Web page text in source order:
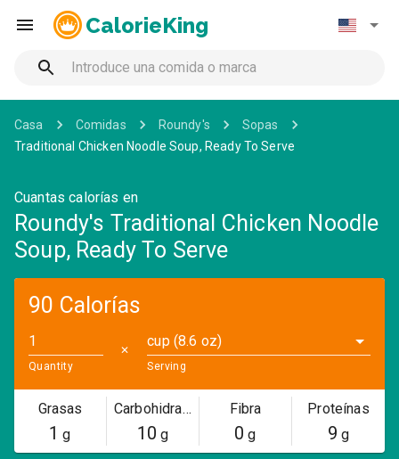
CalorieKing
Casa Comidas Roundy's
Sopas
Traditional Chicken Noodle Soup, Ready To Serve
Cuantas calorías en
Roundy's Traditional Chicken Noodle
Soup, Ready To Serve
90 Calorías
Quantity
✕
cup (8.6 oz)
Serving
Grasas
1 g
Carbohidratos
10 g
Fibra
0 g
Proteínas
9 g